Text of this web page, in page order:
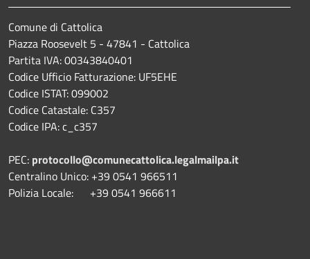
Comune di Cattolica
Piazza Roosevelt 5 - 47841 - Cattolica
Partita IVA: 00343840401
Codice Ufficio Fatturazione: UF5EHE
Codice ISTAT: 099002
Codice Catastale: C357
Codice IPA: c_c357
PEC: protocollo@comunecattolica.legalmailpa.it
Centralino Unico: +39 0541 966511
Polizia Locale: +39 0541 966611